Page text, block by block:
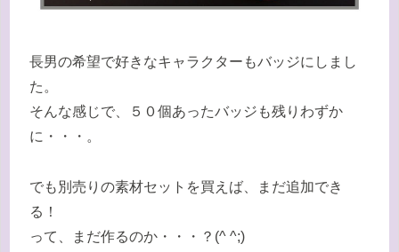
長男の希望で好きなキャラクターもバッジにしまし
た。
そんな感じで、５０個あったバッジも残りわずか
に・・・。
でも別売りの素材セットを買えば、まだ追加でき
る！
って、まだ作るのか・・・？(^ ^;)